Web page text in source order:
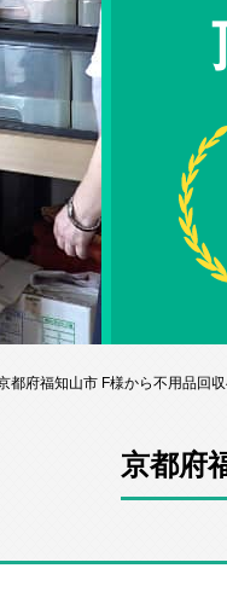
都府福知山市 F様から不用品回
京都府